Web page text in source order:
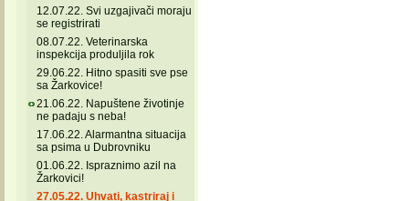
12.07.22. Svi uzgajivači moraju
se registrirati
08.07.22. Veterinarska
inspekcija produljila rok
29.06.22. Hitno spasiti sve pse
sa Žarkovice!
21.06.22. Napuštene životinje
ne padaju s neba!
17.06.22. Alarmantna situacija
sa psima u Dubrovniku
01.06.22. Ispraznimo azil na
Žarkovici!
27.05.22. Uhvati, kastriraj i